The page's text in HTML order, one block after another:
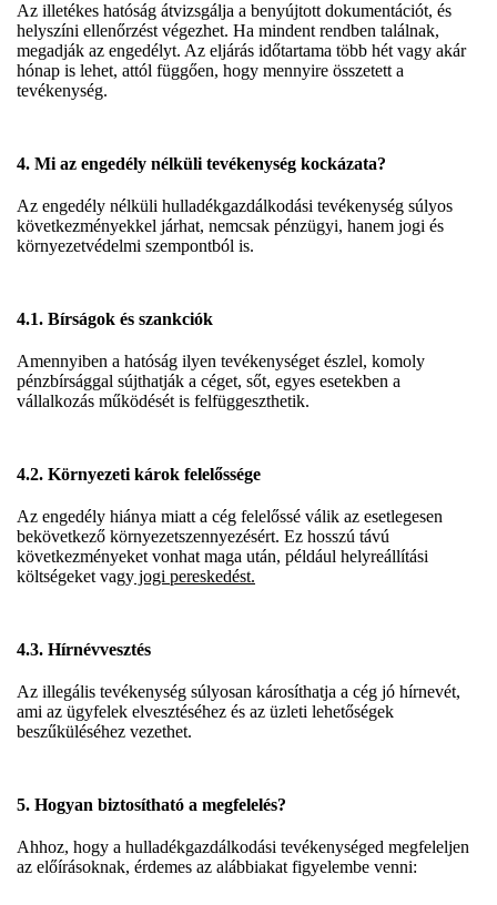
Az illetékes hatóság átvizsgálja a benyújtott dokumentációt, és
helyszíni ellenőrzést végezhet. Ha mindent rendben találnak,
megadják az engedélyt. Az eljárás időtartama több hét vagy akár
hónap is lehet, attól függően, hogy mennyire összetett a
tevékenység.
4. Mi az engedély nélküli tevékenység kockázata?
Az engedély nélküli hulladékgazdálkodási tevékenység súlyos
következményekkel járhat, nemcsak pénzügyi, hanem jogi és
környezetvédelmi szempontból is.
4.1. Bírságok és szankciók
Amennyiben a hatóság ilyen tevékenységet észlel, komoly
pénzbírsággal sújthatják a céget, sőt, egyes esetekben a
vállalkozás működését is felfüggeszthetik.
4.2. Környezeti károk felelőssége
Az engedély hiánya miatt a cég felelőssé válik az esetlegesen
bekövetkező környezetszennyezésért. Ez hosszú távú
következményeket vonhat maga után, például helyreállítási
költségeket vagy jogi pereskedést.
4.3. Hírnévvesztés
Az illegális tevékenység súlyosan károsíthatja a cég jó hírnevét,
ami az ügyfelek elvesztéséhez és az üzleti lehetőségek
beszűküléséhez vezethet.
5. Hogyan biztosítható a megfelelés?
Ahhoz, hogy a hulladékgazdálkodási tevékenységed megfeleljen
az előírásoknak, érdemes az alábbiakat figyelembe venni: